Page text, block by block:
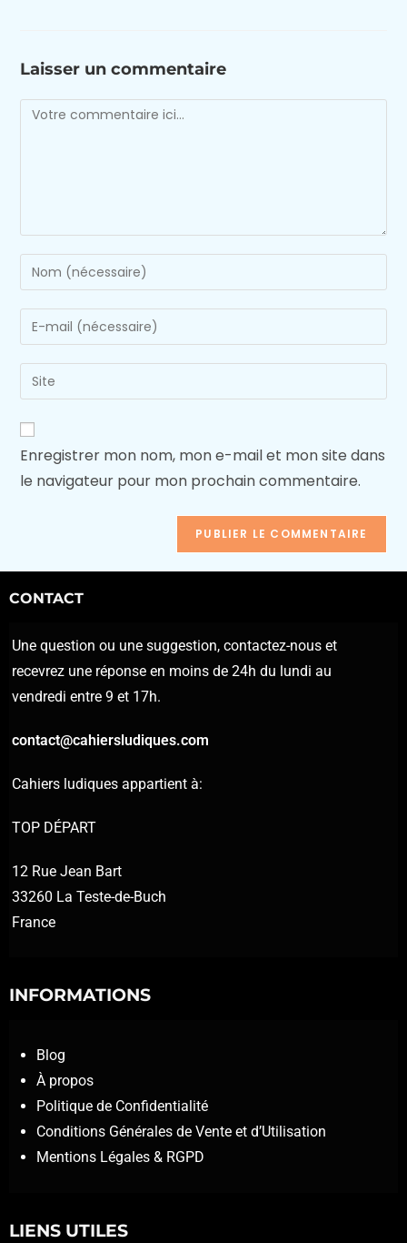
Laisser un commentaire
Enregistrer mon nom, mon e-mail et mon site dans
le navigateur pour mon prochain commentaire.
CONTACT
Une question ou une suggestion, contactez-nous et
recevrez une réponse en moins de 24h du lundi au
vendredi entre 9 et 17h.
contact@cahiersludiques.com
Cahiers ludiques appartient à:
TOP DÉPART
12 Rue Jean Bart
33260 La Teste-de-Buch
France
INFORMATIONS
Blog
À propos
Politique de Confidentialité
Conditions Générales de Vente et d’Utilisation
Mentions Légales & RGPD
LIENS UTILES